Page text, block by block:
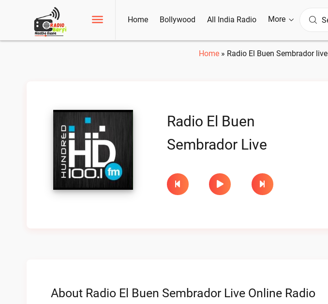
Home Bollywood All India Radio More
Home » Radio El Buen Sembrador live
Radio El Buen
Sembrador Live
About Radio El Buen Sembrador Live Online Radio